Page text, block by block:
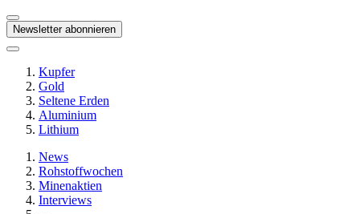
Newsletter abonnieren
Kupfer
Gold
Seltene Erden
Aluminium
Lithium
News
Rohstoffwochen
Minenaktien
Interviews